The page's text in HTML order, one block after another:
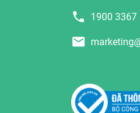
1900 3367